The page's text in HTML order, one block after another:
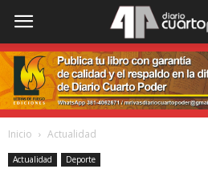
Inicio Actualidad
Actualidad Deporte